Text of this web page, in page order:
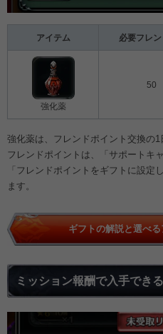
アイテム 必要フレ
強化薬
50
強化薬は、フレンドポイント交換の1
フレンドポイントは、「サポートキ
「フレンドポイントをギフトに設定
ます。
ギフトの解説と選べ
ミッション報酬で入手できる